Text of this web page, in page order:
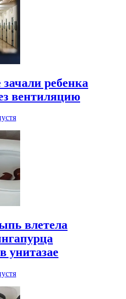
ребенка
вентиляцию
влетела
унитазае